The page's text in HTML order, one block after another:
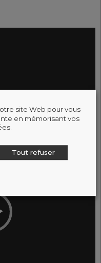
site Web pour vous
en mémorisant vos
Tout refuser